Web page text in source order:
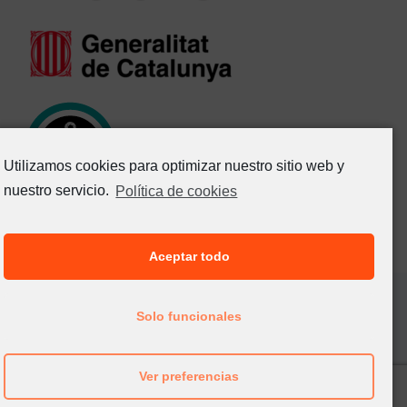
reservados
Avisos legales
· Política de privacidad
·
Política de cookies
Utilizamos cookies para optimizar nuestro sitio web y
nuestro servicio. Política de cookies
Aceptar todo
Solo funcionales
Ver preferencias